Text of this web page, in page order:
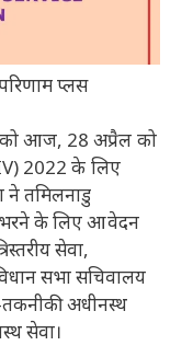
प्लस
आज, 28 अप्रैल को
2022 के लिए
ने तमिलनाडु
भरने के लिए आवेदन
सेवा,
सभा सचिवालय
तकनीकी अधीनस्थ
सेवा।